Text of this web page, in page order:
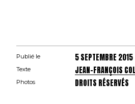
Publié le 5 SEPTEMBRE 2015
Texte JEAN-FRANÇOIS
Photos DROITS RÉSERVÉS